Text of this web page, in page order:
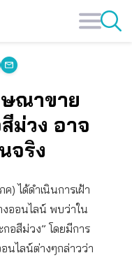
ษณาขาย
ม่วง อาจ
จริง
) ได้ดำเนินการเฝ้า
ออนไลน์ พบว่าใน
อสีม่วง” โดยมีการ
ไลน์ต่างๆกล่าวว่า